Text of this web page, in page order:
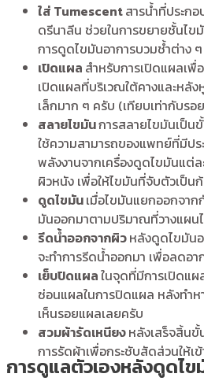
ใส่ Tumescentสารน้ำที่ประก
ดรีนาลีน ช่วยในการขยายชั้นไข
การดูดไขมันอาการบวมช้ำต่าง
เปิดแผล สำหรับการเปิดแผลเ
เปิดแผลที่บริเวณใต้คางและหลั
เล็กมาก ๆ ครับ (เทียบเท่ากับร
สลายไขมันการสลายไขมันเป็
ใช้ความสามารถของแพทย์ที่มีป
พลังงานจากเครื่องดูดไขมันแต่
ผิวหนัง เพื่อให้ไขมันที่จับตัวเป็
ดูดไขมันเมื่อไขมันแยกออกจา
มันออกมาตามปริมาณที่วางแผน
รีดน้ำออกจากผิวหลังดูดไขมัน
จะทำการรีดน้ำออกมา เพื่อลดอา
เย็บปิดแผลในจุดที่มีการเปิดแผ
ซ่อนแผลในการปิดแผล หลังทำห
เห็นรอยแผลเลยครับ
สวมผ้ารัดเหนียงหลังเสร็จสิ้น
การรัดผ้าเพื่อกระชับสัดส่วนให้เ
การดูแลตัวเองหลังดูดไข